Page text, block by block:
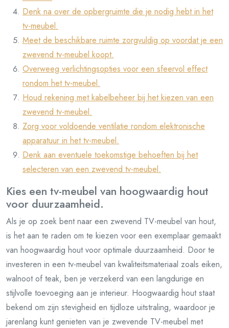
Denk na over de opbergruimte die je nodig hebt in het
tv-meubel.
Meet de beschikbare ruimte zorgvuldig op voordat je een
zwevend tv-meubel koopt.
Overweeg verlichtingsopties voor een sfeervol effect
rondom het tv-meubel.
Houd rekening met kabelbeheer bij het kiezen van een
zwevend tv-meubel.
Zorg voor voldoende ventilatie rondom elektronische
apparatuur in het tv-meubel.
Denk aan eventuele toekomstige behoeften bij het
selecteren van een zwevend tv-meubel.
Kies een tv-meubel van hoogwaardig hout
voor duurzaamheid.
Als je op zoek bent naar een zwevend TV-meubel van hout,
is het aan te raden om te kiezen voor een exemplaar gemaakt
van hoogwaardig hout voor optimale duurzaamheid. Door te
investeren in een tv-meubel van kwaliteitsmateriaal zoals eiken,
walnoot of teak, ben je verzekerd van een langdurige en
stijlvolle toevoeging aan je interieur. Hoogwaardig hout staat
bekend om zijn stevigheid en tijdloze uitstraling, waardoor je
jarenlang kunt genieten van je zwevende TV-meubel met